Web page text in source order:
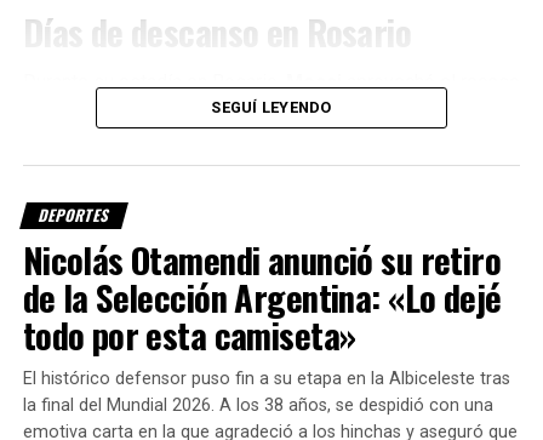
Días de descanso en Rosario
Durante su estadía en Rosario,Messiaprovechó el receso
para compartir tiempo con sus seres queridos,
encuentro deLeones FC, el club del que es propietario y
que actualmente conduce su hermano
El astro argentino disfrutó de unos días de descanso
antes de volver a enfocarse en los compromisos
deportivos con el conjunto estadounidense.
Cuándo podría volver a jugar con
Inter Miami
SEGUÍ LEYENDO
DEPORTES
Nicolás Otamendi anunció su retiro
de la Selección Argentina: «Lo dejé
todo por esta camiseta»
El histórico defensor puso fin a su etapa en la Albiceleste tras
la final del Mundial 2026. A los 38 años, se despidió con una
emotiva carta en la que agradeció a los hinchas y aseguró que